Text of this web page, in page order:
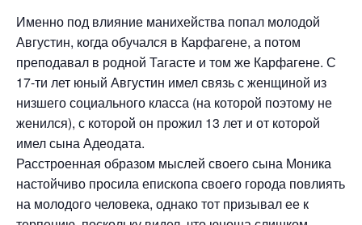
Именно под влияние манихейства попал молодой
Августин, когда обучался в Карфагене, а потом
преподавал в родной Тагасте и том же Карфагене. С
17-ти лет юный Августин имел связь с женщиной из
низшего социального класса (на которой поэтому не
женился), с которой он прожил 13 лет и от которой
имел сына Адеодата.
Расстроенная образом мыслей своего сына Моника
настойчиво просила епископа своего города повлиять
на молодого человека, однако тот призывал ее к